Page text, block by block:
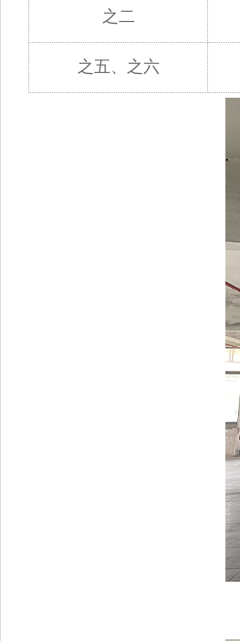
之二
之五、之六